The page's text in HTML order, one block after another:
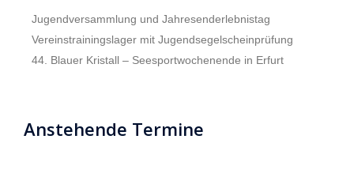
Jugendversammlung und Jahresenderlebnistag
Vereinstrainingslager mit Jugendsegelscheinprüfung
44. Blauer Kristall – Seesportwochenende in Erfurt
Anstehende Termine